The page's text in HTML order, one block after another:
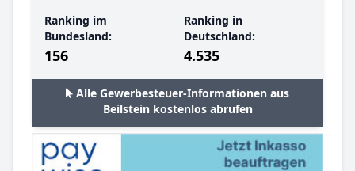
Ranking im
Bundesland:
156
Ranking in
Deutschland:
4.535
Alle Gewerbesteuer-Informationen aus
Beilstein kostenlos abrufen